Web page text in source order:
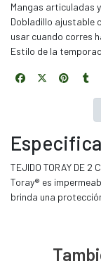
Mangas articuladas
Dobladillo ajustable
usar cuando corres
Estilo de la
TEJIDO TORAY DE
Toray® es
brinda una